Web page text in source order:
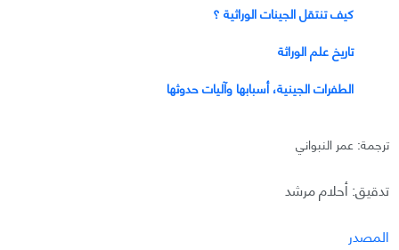
كيف تنتقل الجينات الوراثية ؟
تاريخ علم الوراثة
الطفرات الجينية، أسبابها وآليات حدوثها
ترجمة: عمر النبواني
تدقيق: أحلام مرشد
المصدر